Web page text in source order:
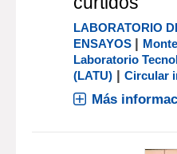
LABORATORIO
ENSAYOS |
Laboratorio
(LATU) |Circular
Más